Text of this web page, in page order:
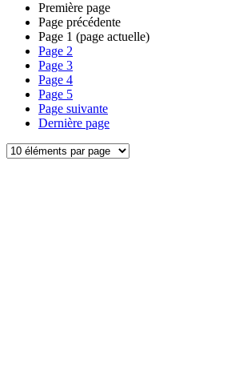
Première page
Page précédente
Page 1 (page actuelle)
Page 2
Page 3
Page 4
Page 5
Page suivante
Dernière page